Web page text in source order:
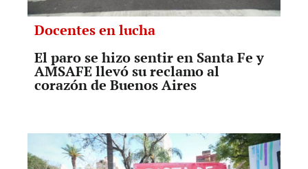
Docentes en lucha
El paro se hizo sentir en Santa Fe y
AMSAFE llevó su reclamo al
corazón de Buenos Aires